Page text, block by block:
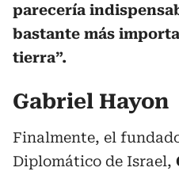
parecería
bastante más
tierra”.
Gabriel Hayon
Finalmente, el
Diplomático de Israel,